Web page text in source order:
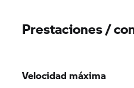
Prestaciones /
Velocidad máxima